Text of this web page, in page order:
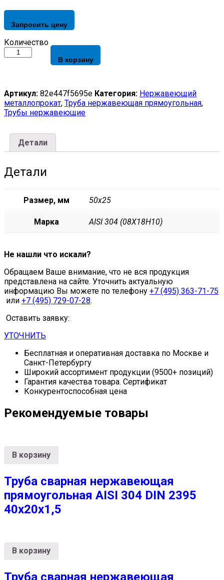
Запросить цену
Труба
сварная
нержавеющая
304
DIN
2395
50х25х1,5
Количество
В корзину
Артикул: 82e447f5695e Категория: Нержавеющий
металлопрокат, Труба нержавеющая прямоугольная,
Трубы нержавеющие
Детали
Детали
Размер, мм 50х25
Марка AISI 304 (08Х18Н10)
Не нашли что искали?
Обращаем Ваше внимание, что не вся продукция
представлена на сайте. Уточнить актуальную
информацию Вы можете по телефону +7 (495) 363-71-75
или +7 (495) 729-07-28.
Оставить заявку:
УТОЧНИТЬ
Бесплатная и оперативная доставка по Москве и
Санкт-Петербургу
Широкий ассортимент продукции (9500+ позиций)
Гарантия качества товара. Сертификат
Конкурентоспособная цена
Рекомендуемые товары
В корзину
Труба сварная нержавеющая
прямоугольная AISI 304 DIN 2395
40х20х1,5
В корзину
Труба сварная нержавеющая